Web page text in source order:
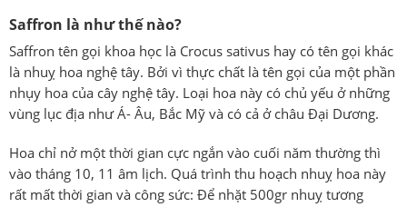
Saffron là như thế nào?
Saffron tên gọi khoa học là Crocus sativus hay có tên gọi khác
là nhuỵ hoa nghệ tây. Bởi vì thực chất là tên gọi của một phần
nhụy hoa của cây nghệ tây. Loại hoa này có chủ yếu ở những
vùng lục địa như Á- Âu, Bắc Mỹ và có cả ở châu Đại Dương.
Hoa chỉ nở một thời gian cực ngắn vào cuối năm thường thì
vào tháng 10, 11 âm lịch. Quá trình thu hoạch nhuỵ hoa này
rất mất thời gian và công sức: Để nhặt 500gr nhuỵ tương